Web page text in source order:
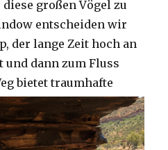
großen Vögel zu
entscheiden wir
der lange Zeit hoch an
und dann zum Fluss
bietet traumhafte